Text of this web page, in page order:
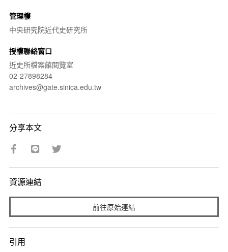
管理權
中央研究院近代史研究所
授權聯絡窗口
近史所檔案館閱覽室
02-27898284
archives@gate.sinica.edu.tw
分享本文
資源連結
前往原始連結
引用